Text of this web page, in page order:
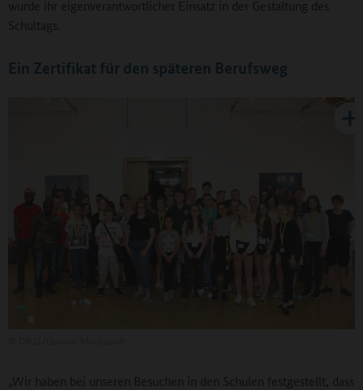
wurde ihr eigenverantwortlicher Einsatz in der Gestaltung des
Schultags.
Ein Zertifikat für den späteren Berufsweg
„Wir haben bei unseren Besuchen in den Schulen festgestellt, dass